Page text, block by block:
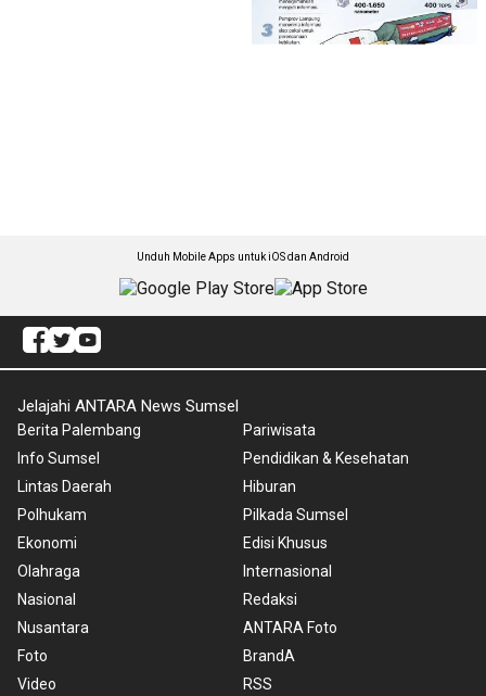
Unduh Mobile Apps untuk iOS dan Android
Jelajahi ANTARA News Sumsel
Berita Palembang
Info Sumsel
Lintas Daerah
Polhukam
Ekonomi
Olahraga
Nasional
Nusantara
Foto
Video
Pariwisata
Pendidikan & Kesehatan
Hiburan
Pilkada Sumsel
Edisi Khusus
Internasional
Redaksi
ANTARA Foto
BrandA
RSS